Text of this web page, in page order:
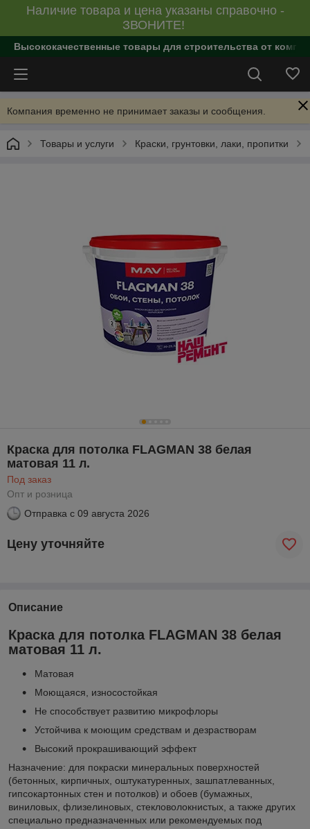
Наличие товара и цена указаны справочно -
ЗВОНИТЕ!
Высококачественные товары для строительства от
Компания временно не принимает заказы и сообщения.
Товары и услуги Краски, грунтовки, лаки, пропитки
Краска для потолка FLAGMAN 38 белая
матовая 11 л.
Под заказ
Опт и розница
Отправка с 09 августа 2026
Цену уточняйте
Описание
Краска для потолка FLAGMAN 38 белая
матовая 11 л.
Матовая
Моющаяся, износостойкая
Не способствует развитию микрофлоры
Устойчива к моющим средствам и дезрастворам
Высокий прокрашивающий эффект
Назначение: для покраски минеральных поверхностей
(бетонных, кирпичных, оштукатуренных, зашпатлеванных,
гипсокартонных стен и потолков) и обоев (бумажных,
виниловых, флизелиновых, стекловолокнистых, а также других
специально предназначенных или рекомендуемых под